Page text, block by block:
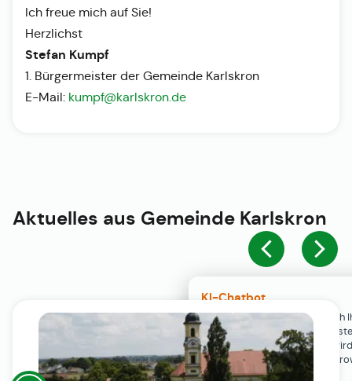
KI-Chatbot
Der KI-Chatbot steht erst nach
Einwilligung in den Cookie-
Verfügung. Der Chat-Verlauf
ausschließlich lokal in Ihrem
gespeichert.
Ich freue mich auf Sie!
Herzlichst
Stefan Kumpf
1. Bürgermeister der Gemeinde Karlskron
E-Mail: kumpf@karlskron.de
Aktuelles aus Gemeinde Karlskron